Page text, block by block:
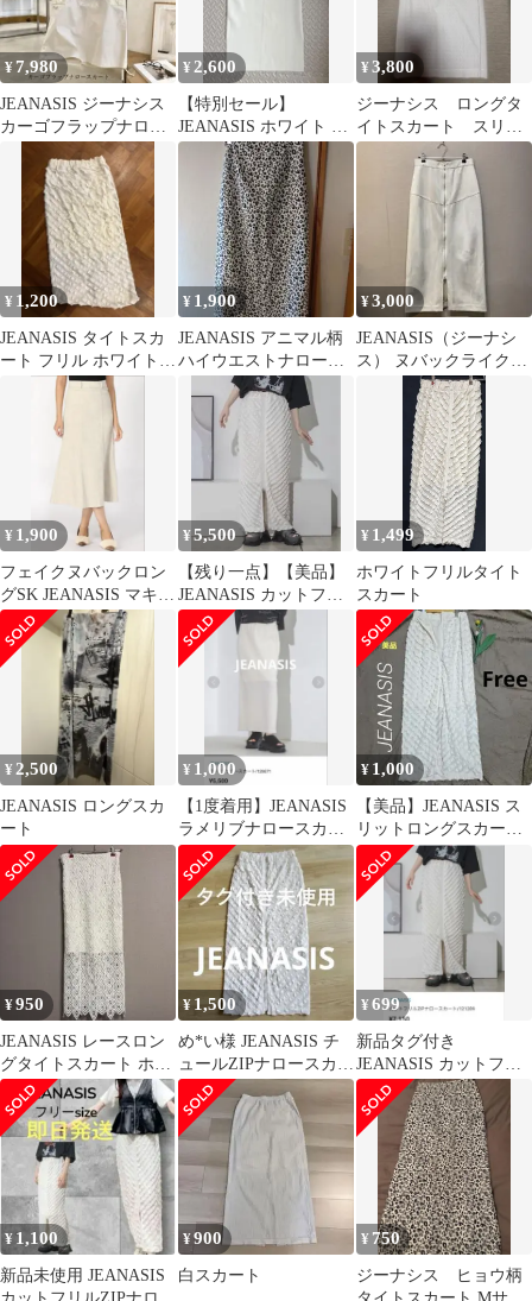
¥7,980
JEANASIS ジーナシス
カーゴフラップナロー
スカート サイズフリー
¥ 2,600
【特別セール】
JEANASIS ホワイト タ
イトスカート
¥3,800
ジーナシス ロングタ
イトスカート スリッ
ト入り
¥ 1,200
JEANASIS タイトスカ
ート フリル ホワイト
フリーサイズ
¥ 1,900
JEANASIS アニマル柄
ハイウエストナロース
¥3,000
JEANASIS（ジーナシ
ス） ヌバックライク
ZIPナロースカート サ
¥ 1,900
フェイクヌバックロン
グSK JEANASIS マキシ
スカート ホワイト
¥5,500
【残り一点】【美品】
JEANASIS カットフリ
ルzipナロースカートホ
ワイト
¥ 1,499
ホワイトフリルタイト
スカート
¥2,500
JEANASIS ロングスカ
ート
¥ 1,000
【1度着用】JEANASIS
ラメリブナロースカー
ト
¥ 1,000
【美品】JEANASIS ス
リットロングスカー
ト 白
¥950
JEANASIS レースロン
グタイトスカート ホワ
イト
¥ 1,500
め*い様 JEANASIS チ
ュールZIPナロースカー
ト ホワイト
¥699
新品タグ付き
JEANASIS カットフリ
ルZIPナロースカート
¥ 1,100
新品未使用 JEANASIS
¥900
白スカート
¥ 750
ジーナシス ヒョウ柄